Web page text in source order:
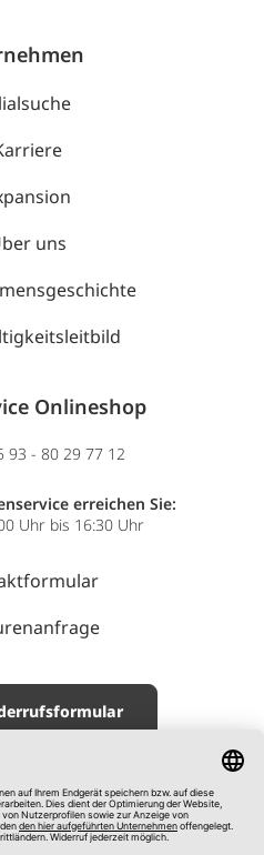
uns
Onlineshop
93 - 80 29 77 12
erreichen Sie:
Uhr bis 16:30 Uhr
AGB